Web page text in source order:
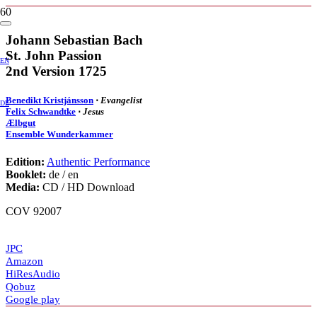
EN
DE
Johann Sebastian Bach
St. John Passion
2nd Version 1725
Benedikt Kristjánsson ⋅ Evangelist
Felix Schwandtke ⋅ Jesus
Ælbgut
Ensemble Wunderkammer
Edition: Authentic Performance
Booklet: de / en
Media: CD / HD Download
COV 92007
JPC
Amazon
HiResAudio
Qobuz
Google play